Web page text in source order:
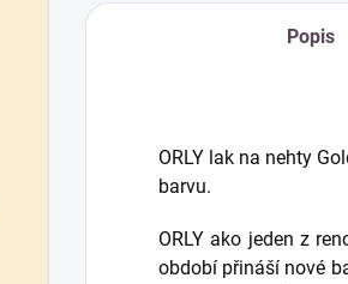
Popis
ORLY lak na nehty
barvu.
ORLY ako jeden z
období přináší nové